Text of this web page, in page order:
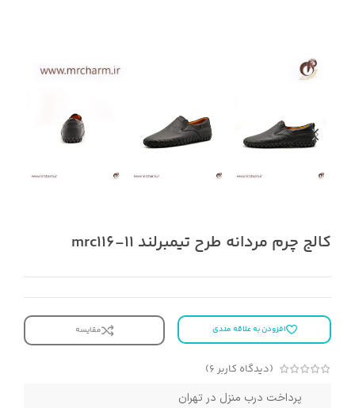
کالج چرم مردانه طرح تیمبرلند mrc116-11
افزودن به علاقه مندی مقایسه
(دیدگاه کاربر 6
)
پرداخت درب منزل در تهران